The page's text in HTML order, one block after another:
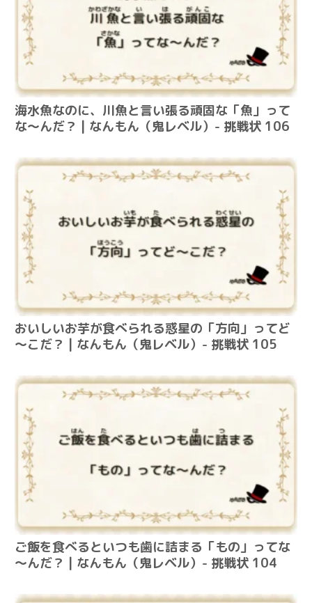
海水魚なのに、川魚と言い張る頑固な「魚」って
な～んだ？ | なんもん（鬼レベル）- 挑戦状 106
おいしいお芋が食べられる惑星の「方向」ってど
～こだ？ | なんもん（鬼レベル）- 挑戦状 105
ご飯を食べるといつも歯に詰まる「もの」ってな
～んだ？ | なんもん（鬼レベル）- 挑戦状 104